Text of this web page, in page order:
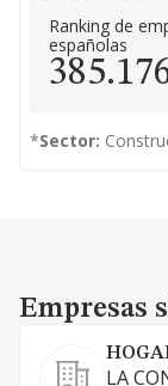
Ranking de
españolas
*Sector:
Empresas
Empresas
LA